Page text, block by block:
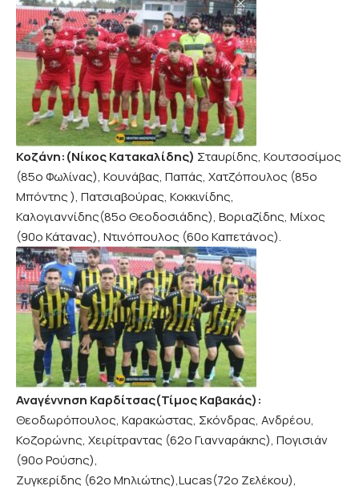
Κοζάνη:(Νίκος Κατακαλίδης) Σταυρίδης, Κουτσοσίμος
(85ο Φωλίνας), Κουνάβας, Παπάς, Χατζόπουλος (85ο
Μπόντης ), Πατσιαβούρας, Κοκκινίδης,
Καλογιαννίδης(85ο Θεοδοσιάδης), Βοριαζίδης, Μίχος
(90ο Κάτανας), Ντινόπουλος (60ο Καπετάνος).
Αναγέννηση Καρδίτσας(Τίμος Καβακάς):
Θεοδωρόπουλος, Καρακώστας, Σκόνδρας, Ανδρέου,
Κοζορώνης, Χειρίτραντας (62ο Γιανναράκης), Πογισιάν
(90ο Ρούσης),
Ζυγκερίδης (62ο Μηλιώτης),Lucas(72ο Ζελέκου),